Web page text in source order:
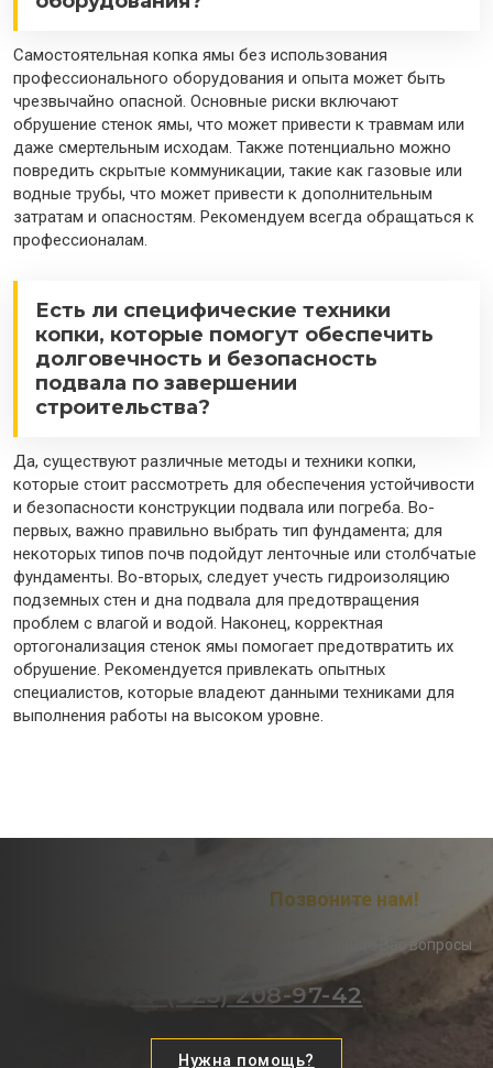
Самостоятельная копка ямы без использования
профессионального оборудования и опыта может быть
чрезвычайно опасной. Основные риски включают
обрушение стенок ямы, что может привести к травмам или
даже смертельным исходам. Также потенциально можно
повредить скрытые коммуникации, такие как газовые или
водные трубы, что может привести к дополнительным
затратам и опасностям. Рекомендуем всегда обращаться к
профессионалам.
Есть ли специфические техники
копки, которые помогут обеспечить
долговечность и безопасность
подвала по завершении
строительства?
Да, существуют различные методы и техники копки,
которые стоит рассмотреть для обеспечения устойчивости
и безопасности конструкции подвала или погреба. Во-
первых, важно правильно выбрать тип фундамента; для
некоторых типов почв подойдут ленточные или столбчатые
фундаменты. Во-вторых, следует учесть гидроизоляцию
подземных стен и дна подвала для предотвращения
проблем с влагой и водой. Наконец, корректная
ортогонализация стенок ямы помогает предотвратить их
обрушение. Рекомендуется привлекать опытных
специалистов, которые владеют данными техниками для
выполнения работы на высоком уровне.
Позвоните нам!
Наши менеджеры ответят на все интересующие Вас вопросы
+7 (925) 208-97-42
Нужна помощь?